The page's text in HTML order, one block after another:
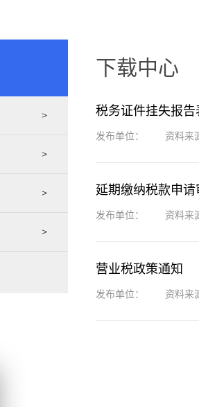
下载中心
税务证件挂失报告
发布单位： 资料来
延期缴纳税款申请
发布单位： 资料来
营业税政策通知
发布单位： 资料来